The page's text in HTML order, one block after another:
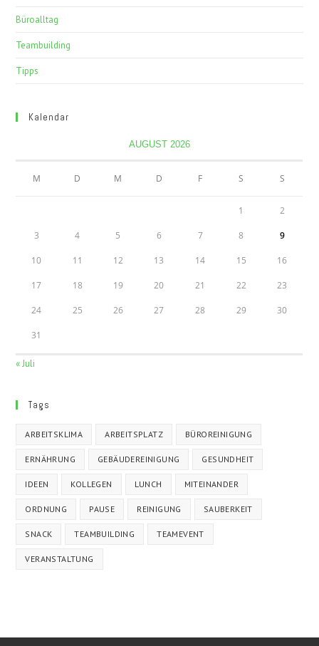
Büroalltag
Teambuilding
Tipps
Kalendar
AUGUST 2026
M D M D F S S
1 2
3 4 5 6 7 8 9
10 11 12 13 14 15 16
17 18 19 20 21 22 23
24 25 26 27 28 29 30
31
« Juli
Tags
ARBEITSKLIMA ARBEITSPLATZ BÜROREINIGUNG
ERNÄHRUNG GEBÄUDEREINIGUNG GESUNDHEIT
IDEEN KOLLEGEN LUNCH MITEINANDER
ORDNUNG PAUSE REINIGUNG SAUBERKEIT
SNACK TEAMBUILDING TEAMEVENT
VERANSTALTUNG